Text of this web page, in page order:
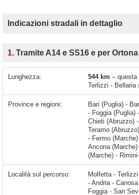
Indicazioni stradali in dettaglio
1. Tramite A14 e SS16 e per
Lunghezza: 544 km – questa
Terlizzi - Bellaria
Province e regioni:
Bari (Puglia) -
- Foggia (Puglia)
Chieti (Abruzzo)
Teramo
- Fermo
Ancona
(Marche) -
Località sul percorso: Molfetta - Terlizzi - Bisceglie - Corato - Trani - Andria - Canosa di Puglia - Cerignola - Foggia - San Severo - Poggio Imperiale - Lesina - Campomarino - Termoli - Marina di Montenero - San